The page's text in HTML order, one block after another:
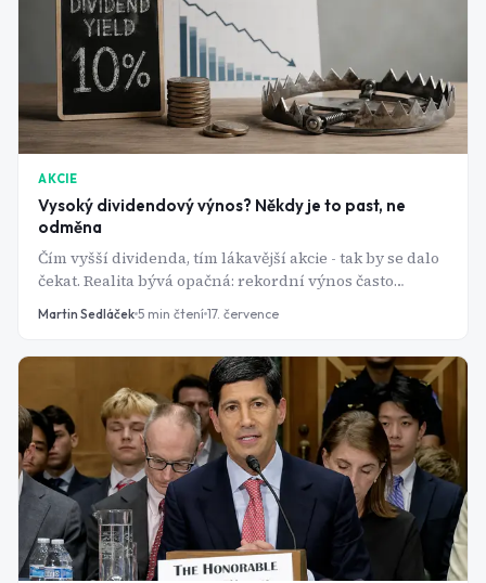
AKCIE
Vysoký dividendový výnos? Někdy je to past, ne
odměna
Čím vyšší dividenda, tím lákavější akcie - tak by se dalo
čekat. Realita bývá opačná: rekordní výnos často
znamená, že cena akcie se zhroutila a dividenda je na
Martin Sedláček 5 min čtení 17. července